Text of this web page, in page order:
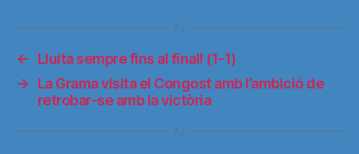
←
Lluita sempre fins al final! (1-1)
→
La Grama visita el Congost amb l’ambició de
retrobar-se amb la victòria